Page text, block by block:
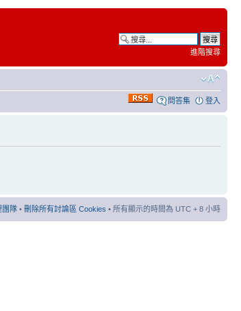
進階搜尋
問答集 登入
團隊 • 刪除所有討論區 Cookies • 所有顯示的時間為 UTC + 8 小時